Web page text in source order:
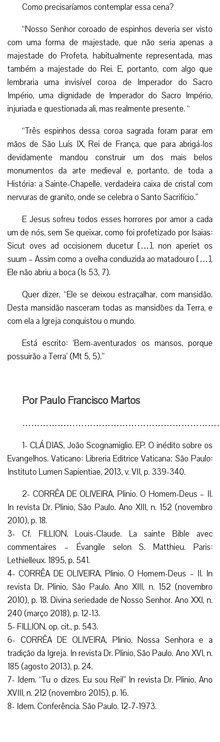
Como precisaríamos contemplar essa cena?
“Nosso Senhor coroado de espinhos deveria ser visto
com uma forma de majestade, que não seria apenas a
majestade do Profeta, habitualmente representada, mas
também a majestade do Rei. E, portanto, com algo que
lembraria uma invisível coroa de Imperador do Sacro
Império, uma dignidade de Imperador do Sacro Império,
injuriada e questionada ali, mas realmente presente. “
“Três espinhos dessa coroa sagrada foram parar em
mãos de São Luís IX, Rei de França, que para abrigá-los
devidamente mandou construir um dos mais belos
monumentos da arte medieval e, portanto, de toda a
História: a Sainte-Chapelle, verdadeira caixa de cristal com
nervuras de granito, onde se celebra o Santo Sacrifício.”
E Jesus sofreu todos esses horrores por amor a cada
um de nós, sem Se queixar, como foi profetizado por Isaias:
Sicut oves ad occisionem ducetur […], non aperiet os
suum – Assim como a ovelha conduzida ao matadouro […],
Ele não abriu a boca (Is 53, 7).
Quer dizer, “Ele se deixou estraçalhar, com mansidão.
Desta mansidão nasceram todas as mansidões da Terra, e
com ela a Igreja conquistou o mundo.
Está escrito: ‘Bem-aventurados os mansos, porque
possuirão a Terra’ (Mt 5, 5).”
Por Paulo Francisco Martos
1- CLÁ DIAS, João Scognamiglio. EP. O inédito sobre os
Evangelhos. Vaticano: Libreria Editrice Vaticana; São Paulo:
Instituto Lumen Sapientiae, 2013, v. VII, p. 339-340.
2- CORRÊA DE OLIVEIRA, Plinio. O Homem-Deus – II.
In revista Dr. Plinio, São Paulo. Ano XIII, n. 152 (novembro
2010), p. 18.
3- Cf. FILLION, Louis-Claude. La sainte Bible avec
commentaires – Évangile selon S. Matthieu. Paris:
Lethielleux. 1895, p. 541.
4- CORRÊA DE OLIVEIRA, Plinio. O Homem-Deus – II. In
revista Dr. Plinio, São Paulo. Ano XIII, n. 152 (novembro
2010), p. 18. Divina seriedade de Nosso Senhor. Ano XXI, n.
240 (março 2018), p. 12-13.
5- FILLION, op. cit., p. 543.
6- CORRÊA DE OLIVEIRA, Plinio. Nossa Senhora e a
tradição da Igreja. In revista Dr. Plinio, São Paulo. Ano XVI, n.
185 (agosto 2013), p. 24.
7- Idem. “Tu o dizes. Eu sou Rei!” In revista Dr. Plinio. Ano
XVIII, n. 212 (novembro 2015), p. 16.
8- Idem. Conferência. São Paulo. 12-7-1973.